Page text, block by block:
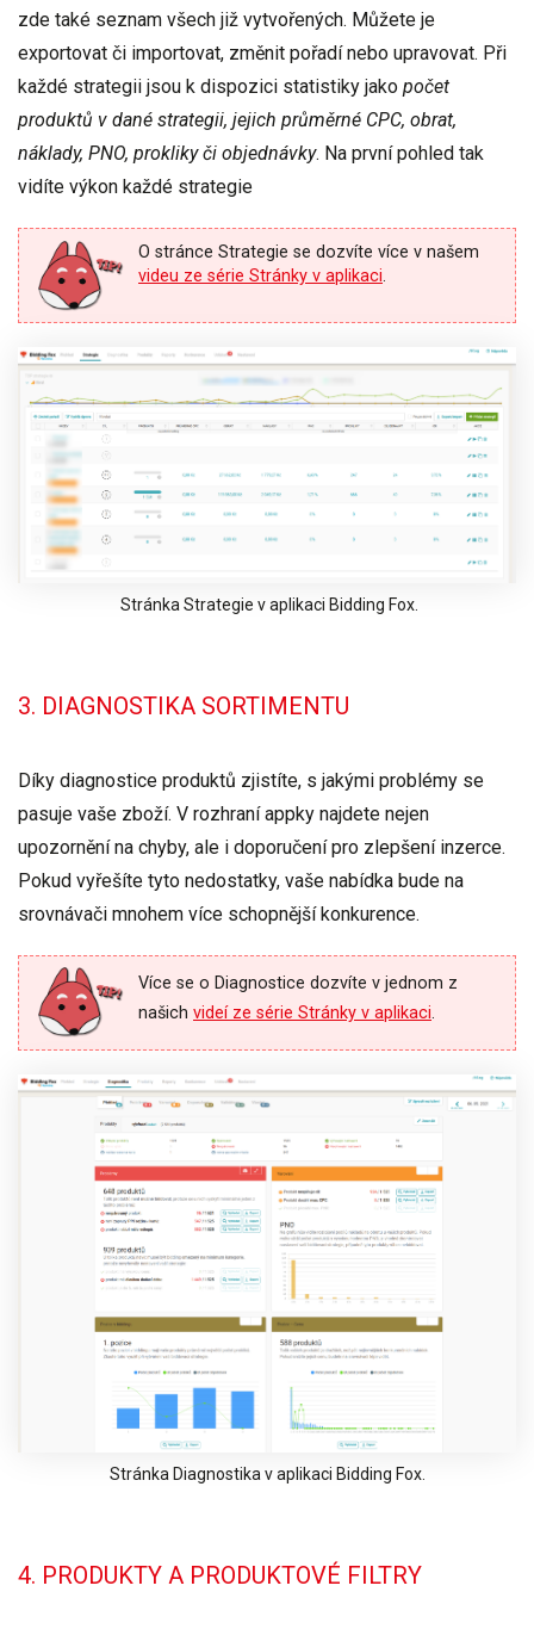
zde také seznam všech již vytvořených. Můžete je
exportovat či importovat, změnit pořadí nebo upravovat. Při
každé strategii jsou k dispozici statistiky jako počet
produktů v dané strategii, jejich průměrné CPC, obrat,
náklady, PNO, prokliky či objednávky. Na první pohled tak
vidíte výkon každé strategie
O stránce Strategie se dozvíte více v našem
videu ze série Stránky v aplikaci.
Stránka Strategie v aplikaci Bidding Fox.
3. DIAGNOSTIKA SORTIMENTU
Díky diagnostice produktů zjistíte, s jakými problémy se
pasuje vaše zboží. V rozhraní appky najdete nejen
upozornění na chyby, ale i doporučení pro zlepšení inzerce.
Pokud vyřešíte tyto nedostatky, vaše nabídka bude na
srovnávači mnohem více schopnější konkurence.
Více se o Diagnostice dozvíte v jednom z
našich videí ze série Stránky v aplikaci.
Stránka Diagnostika v aplikaci Bidding Fox.
4. PRODUKTY A PRODUKTOVÉ FILTRY